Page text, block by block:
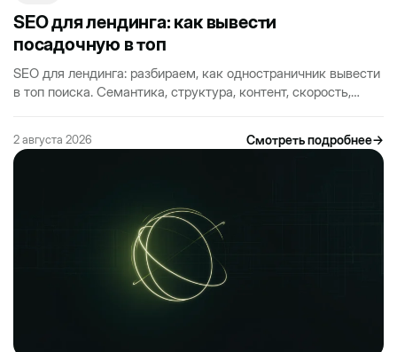
SEO для лендинга: как вывести
посадочную в топ
SEO для лендинга: разбираем, как одностраничник вывести
в топ поиска. Семантика, структура, контент, скорость,
2 августа 2026 Смотреть подробнее→